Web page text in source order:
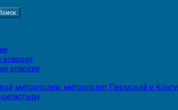
епархия
митрополии, митрополит Пермский и